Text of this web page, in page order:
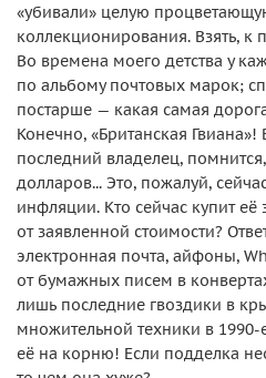
«убивали» целую
коллекционирования. Взять, к
Во времена моего детства у
по альбому почтовых марок;
постарше — какая самая
Конечно, «Британская
последний владелец,
долларов... Это, пожалуй,
инфляции. Кто сейчас купит её
от заявленной стоимости?
электронная почта, айфоны,
от бумажных писем в
лишь последние гвоздики в
множительной техники в 1990-
её на корню! Если подделка